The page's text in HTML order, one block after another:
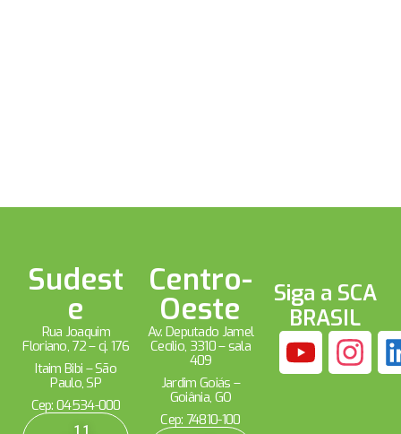
Sudest
e
Rua Joaquim
Floriano, 72 – cj. 176
Itaim Bibi – São
Paulo, SP
Cep: 04534-000
11
Centro-
Oeste
Av. Deputado Jamel
Cecílio, 3310 – sala
409
Jardim Goiás –
Goiânia, GO
Cep: 74810-100
Siga a SCA
BRASIL